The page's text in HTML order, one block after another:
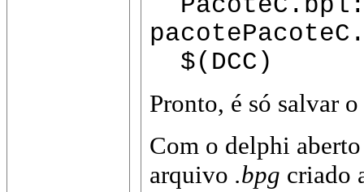
$(DCC)
Pronto, é só salvar
Com o delphi
arquivo .bpg criado